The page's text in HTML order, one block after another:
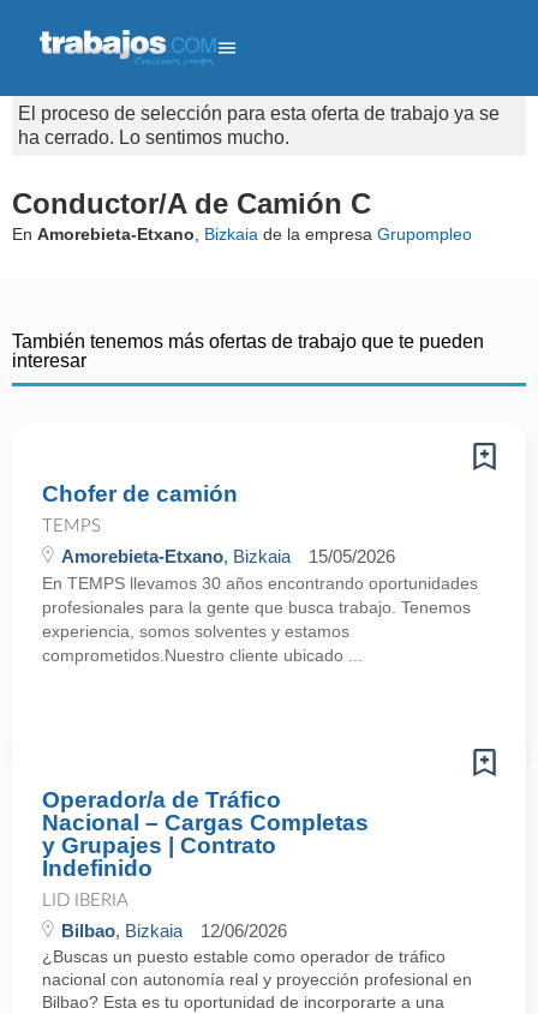
El proceso de selección para esta oferta de trabajo ya se
ha cerrado. Lo sentimos mucho.
Conductor/A de Camión C
En Amorebieta-Etxano Bizkaia de la empresa Grupompleo
También tenemos más ofertas de trabajo que te pueden
interesar
Chofer de camión
TEMPS
Amorebieta-Etxano, Bizkaia 15/05/2026
En TEMPS llevamos 30 años encontrando oportunidades
profesionales para la gente que busca trabajo. Tenemos
experiencia, somos solventes y estamos
comprometidos.Nuestro cliente ubicado ...
Operador/a de Tráfico
Nacional – Cargas Completas
y Grupajes | Contrato
Indefinido
LID IBERIA
Bilbao, Bizkaia 12/06/2026
¿Buscas un puesto estable como operador de tráfico
nacional con autonomía real y proyección profesional en
Bilbao? Esta es tu oportunidad de incorporarte a una